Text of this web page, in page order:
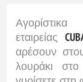
εταιρείας
αρέσουν
λουράκι